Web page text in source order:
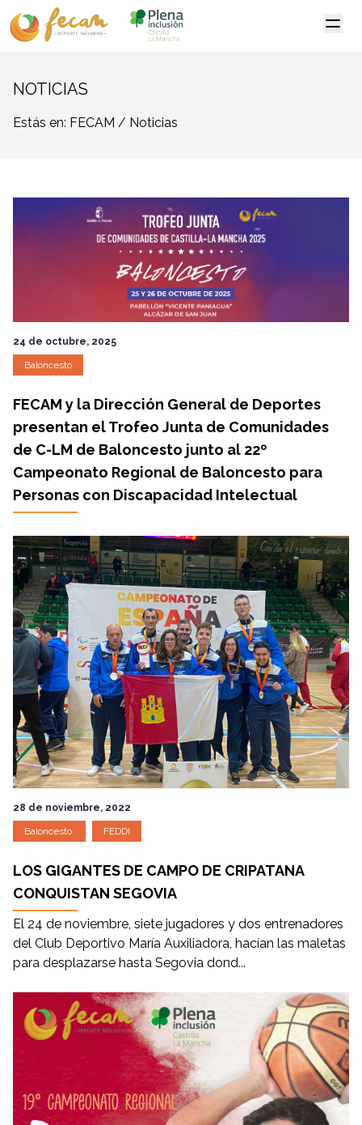
NOTICIAS
Estás en: FECAM / Noticias
24 de octubre, 2025
Baloncesto
FECAM y la Dirección General de Deportes
presentan el Trofeo Junta de Comunidades
de C-LM de Baloncesto junto al 22º
Campeonato Regional de Baloncesto para
Personas con Discapacidad Intelectual
28 de noviembre, 2022
Baloncesto FEDDI
LOS GIGANTES DE CAMPO DE CRIPATANA
CONQUISTAN SEGOVIA
El 24 de noviembre, siete jugadores y dos entrenadores
del Club Deportivo María Auxiliadora, hacían las maletas
para desplazarse hasta Segovia dond...